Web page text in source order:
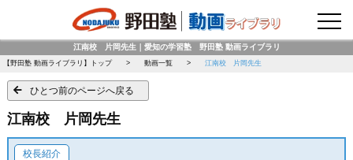
江南校 片岡先生｜愛知の学習塾 野田塾 動画ライブラリ
【野田塾 動画ライブラリ】トップ 動画一覧 江南校 片岡先生
ひとつ前のページへ戻る
江南校 片岡先生
校長紹介